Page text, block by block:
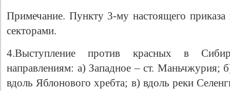
Примечание. Пункту 3-му настоящего
секторами.
4.Выступление против красных в
направлениям: а) Западное – ст. Маньчжурия;
вдоль Яблонового хребта; в) вдоль реки